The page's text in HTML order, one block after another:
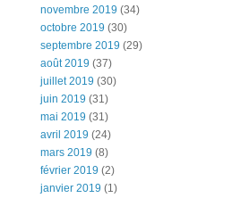
novembre 2019 (34)
octobre 2019 (30)
septembre 2019 (29)
août 2019 (37)
juillet 2019 (30)
juin 2019 (31)
mai 2019 (31)
avril 2019 (24)
mars 2019 (8)
février 2019 (2)
janvier 2019 (1)